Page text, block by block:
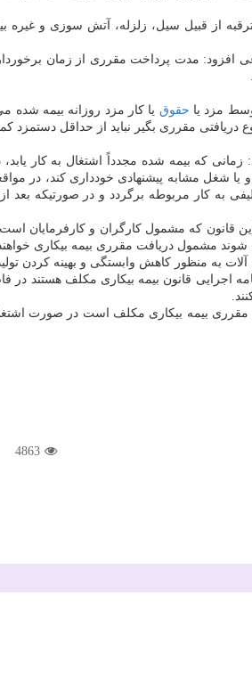
حقوق
كه بیمه شده مجدداً اشتغال به كار
شغل مشابه پیشنهادی خودداری كند، در
به كار مربوطه برگردد و در صورتیكه
قانون كه مشمول كارگران و كارفرمایان
شوند مشمول دریافت مقرری بیمه بیكاری
به منظور كاهش وابستگی و بهینه كردن
كرد: مقرری بگیران بیمه بیكاری مطابق تبصره ۲ ماده ۷
4863